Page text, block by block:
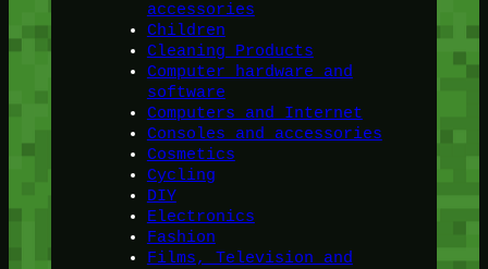
accessories
Children
Cleaning Products
Computer hardware and
software
Computers and Internet
Consoles and accessories
Cosmetics
Cycling
DIY
Electronics
Fashion
Films, Television and